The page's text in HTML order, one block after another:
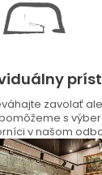
zavolať
s
v našom